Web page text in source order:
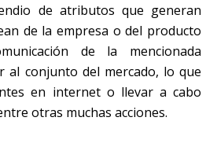
de atributos que generan
de la empresa o del producto
de la mencionada
al conjunto del mercado, lo que
en internet o llevar a cabo
otras muchas acciones.